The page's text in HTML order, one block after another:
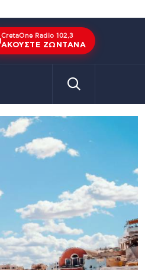
CretaOne Radio 102,3
ΑΚΟΎΣΤΕ ΖΩΝΤΑΝΆ